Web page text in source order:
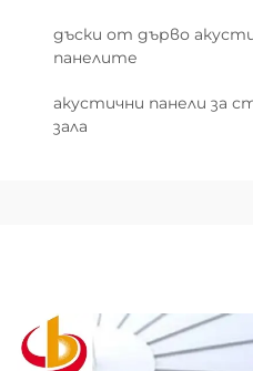
дъски от дърво
панелите
акустични панели за
зала